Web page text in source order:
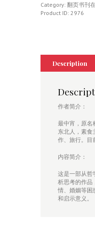
学
quantity
Category: 翻页书刊
Product ID: 2976
Description
作者简介：
最中宵，原名
东北人，素食
作、旅行。目
内容简介：
这是一部从哲
析思考的作品
情、婚姻等困
和启示意义。